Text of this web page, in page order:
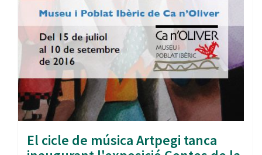
El cicle de música Artpegi tanca